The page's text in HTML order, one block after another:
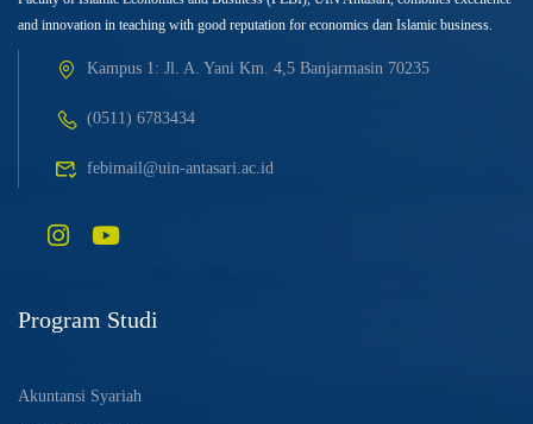
and innovation in teaching with good reputation for economics dan Islamic business.
Kampus 1: Jl. A. Yani Km. 4,5 Banjarmasin 70235
(0511) 6783434
febimail@uin-antasari.ac.id
Program Studi
Akuntansi Syariah